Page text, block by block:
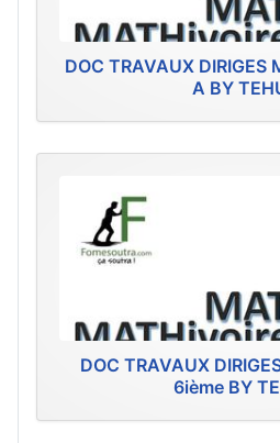
DOC TRAVAUX DIRIGES
A BY
DOC TRAVAUX
6ième BY